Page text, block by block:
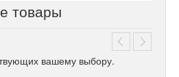
товары
вашему выбору.